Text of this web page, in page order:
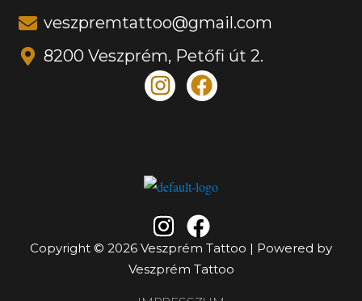
veszpremtattoo@gmail.com
8200 Veszprém, Petőfi út 2.
Copyright © 2026 Veszprém Tattoo | Powered by
Veszprém Tattoo